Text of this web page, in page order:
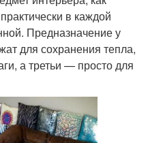
в каждой
Предназначение у
для сохранения тепла,
а третьи — просто для